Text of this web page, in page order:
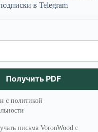
в Telegram
Получить PDF
с политикой
письма VoronWood с